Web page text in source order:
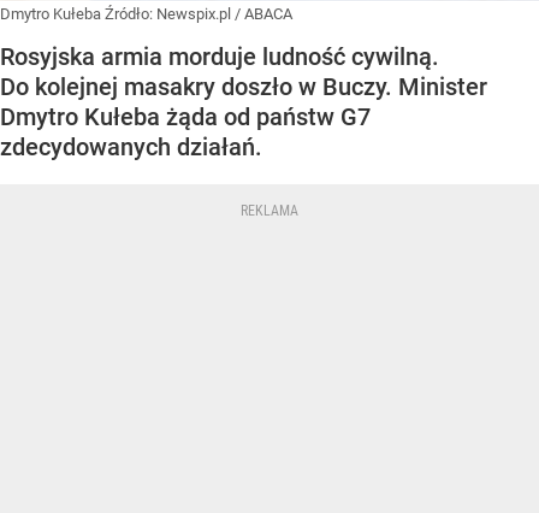
Dmytro Kułeba Źródło: Newspix.pl / ABACA
Rosyjska armia morduje ludność cywilną.
Do kolejnej masakry doszło w Buczy. Minister
Dmytro Kułeba żąda od państw G7
zdecydowanych działań.